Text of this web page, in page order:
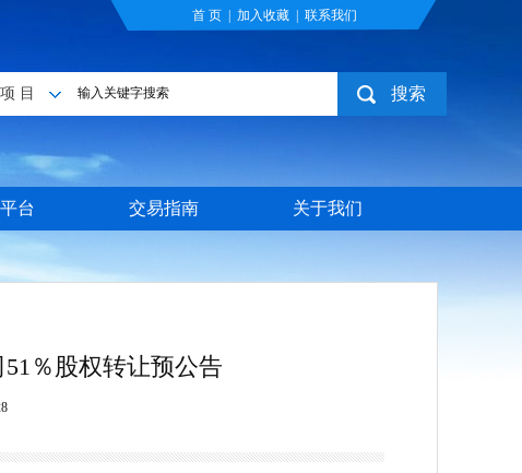
首 页 加入收藏 联系我们
项 目 搜索
台 交易指南 关于我们
％股权转让预公告